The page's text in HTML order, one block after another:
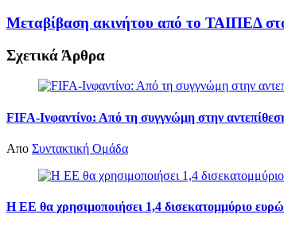
Μεταβίβαση ακινήτου από το ΤΑΙΠΕΔ
Σχετικά Άρθρα
FIFA-Ινφαντίνο: Από τη συγγνώμη στην
Απο Συντακτική Ομάδα
Η ΕΕ θα χρησιμοποιήσει 1,4 δισεκατομμύριο